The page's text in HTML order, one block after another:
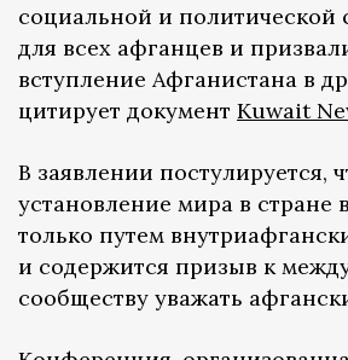
социальной и политической
для всех афганцев и
вступление Афганистана в
цитирует документ Kuwait
В заявлении постулируется,
установление мира в стране
только путем
и содержится призыв к
сообществу уважать